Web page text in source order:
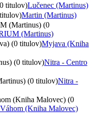
titulov)Lučenec (Martinus)
Martin (Martinus)
(Martinus) (0
(Martinus)
(0 titulov)Myjava (Kniha
(0 titulov)Nitra - Centro
(0 titulov)Nitra -
(Kniha Malovec) (0
(Kniha Malovec)